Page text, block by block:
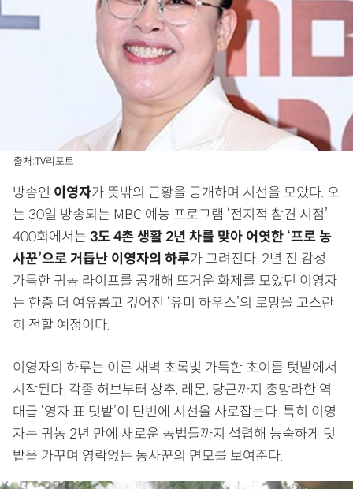
출처:TV리포트
방송인 이영자가 뜻밖의 근황을 공개하며 시선을 모았다. 오
는 30일 방송되는 MBC 예능 프로그램 ‘전지적 참견 시점’
400회에서는 3도 4촌 생활 2년 차를 맞아 어엿한 ‘프로 농
사꾼’으로 거듭난 이영자의 하루가 그려진다. 2년 전 감성
가득한 귀농 라이프를 공개해 뜨거운 화제를 모았던 이영자
는 한층 더 여유롭고 깊어진 ‘유미 하우스’의 로망을 고스란
히 전할 예정이다.
이영자의 하루는 이른 새벽 초록빛 가득한 초여름 텃밭에서
시작된다. 각종 허브부터 상추, 레몬, 당근까지 총망라한 역
대급 ‘영자 표 텃밭’이 단번에 시선을 사로잡는다. 특히 이영
자는 귀농 2년 만에 새로운 농법들까지 섭렵해 능숙하게 텃
밭을 가꾸며 영락없는 농사꾼의 면모를 보여준다.